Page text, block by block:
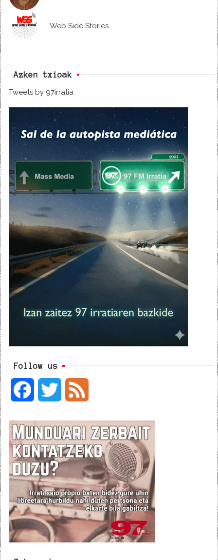
Web Side Stories
Azken txioak
Tweets by 97irratia
Follow us
c
e
b
o
o
i
t
t
e
e
d